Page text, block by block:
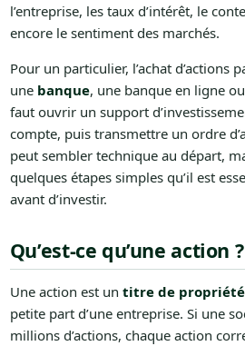
l’entreprise, les taux d’intérêt, le
encore le sentiment des marchés.
Pour un particulier, l’achat d’actions
une banque, une banque en ligne
faut ouvrir un support
compte, puis transmettre un ordre
peut sembler technique au départ,
quelques étapes simples qu’il est
avant d’investir.
Qu’est-ce qu’une action ?
Une action est un titre de propriété
petite part d’une entreprise. Si une
millions d’actions, chaque action